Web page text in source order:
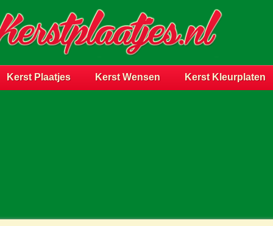
Kerst Plaatjes Kerst Wensen Kerst Kleurplaten